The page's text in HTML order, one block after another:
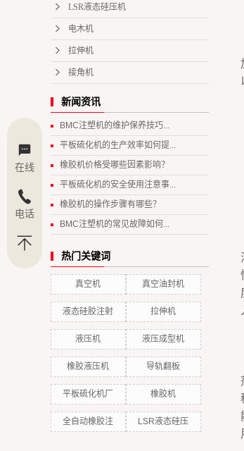
LSR液态硅压机
电木机
拉伸机
接角机
新闻资讯
BMC注塑机的维护保养技巧...
平板硫化机的生产效率如何提...
橡胶机价格受哪些因素影响？
平板硫化机的安全使用注意事...
橡胶机的操作步骤有哪些？
BMC注塑机的常见故障如何...
热门关键词
真空机 真空油封机
液态硅胶注射 拉伸机
液压机 液压成型机
橡胶液压机 导轨翻板
平板硫化机厂 橡胶机
全自动橡胶注 LSR液态硅压
在线
电话